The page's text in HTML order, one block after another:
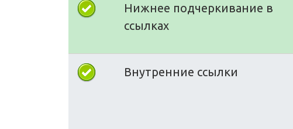
Нижнее подчеркивание в
ссылках
Внутренние ссылки